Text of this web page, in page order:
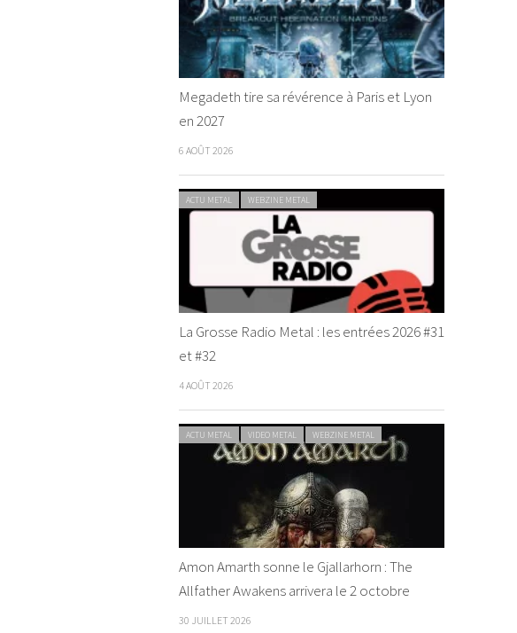
Megadeth tire sa révérence à Paris et Lyon
en 2027
6 AOÛT 2026
ACTU METAL WEBZINE METAL
La Grosse Radio Metal : les entrées 2026 #31
et #32
4 AOÛT 2026
ACTU METAL VIDEO METAL WEBZINE METAL
Amon Amarth sonne le Gjallarhorn : The
Allfather Awakens arrivera le 2 octobre
30 JUILLET 2026